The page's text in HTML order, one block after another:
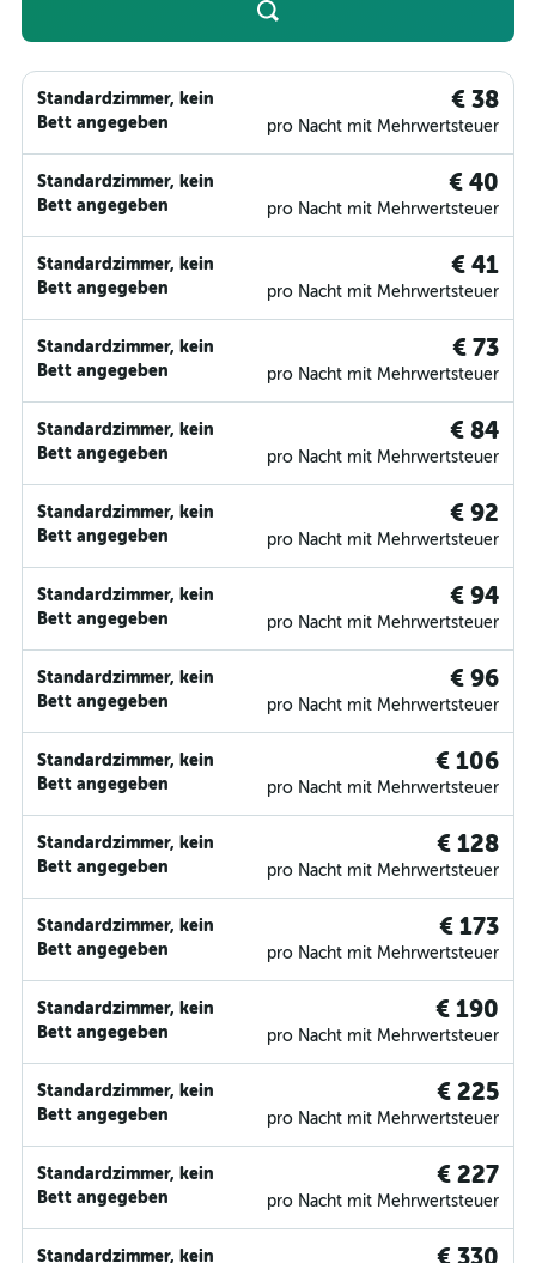
Standardzimmer, kein
Bett angegeben
€ 38
pro Nacht mit Mehrwertsteuer
Standardzimmer, kein
Bett angegeben
€ 40
pro Nacht mit Mehrwertsteuer
Standardzimmer, kein
Bett angegeben
€ 41
pro Nacht mit Mehrwertsteuer
Standardzimmer, kein
Bett angegeben
€ 73
pro Nacht mit Mehrwertsteuer
Standardzimmer, kein
Bett angegeben
€ 84
pro Nacht mit Mehrwertsteuer
Standardzimmer, kein
Bett angegeben
€ 92
pro Nacht mit Mehrwertsteuer
Standardzimmer, kein
Bett angegeben
€ 94
pro Nacht mit Mehrwertsteuer
Standardzimmer, kein
Bett angegeben
€ 96
pro Nacht mit Mehrwertsteuer
Standardzimmer, kein
Bett angegeben
€ 106
pro Nacht mit Mehrwertsteuer
Standardzimmer, kein
Bett angegeben
€ 128
pro Nacht mit Mehrwertsteuer
Standardzimmer, kein
Bett angegeben
€ 173
pro Nacht mit Mehrwertsteuer
Standardzimmer, kein
Bett angegeben
€ 190
pro Nacht mit Mehrwertsteuer
Standardzimmer, kein
Bett angegeben
€ 225
pro Nacht mit Mehrwertsteuer
Standardzimmer, kein
Bett angegeben
€ 227
pro Nacht mit Mehrwertsteuer
Standardzimmer, kein